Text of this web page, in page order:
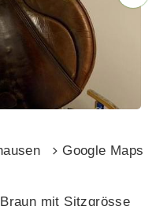
Google Maps
mit Sitzgrösse